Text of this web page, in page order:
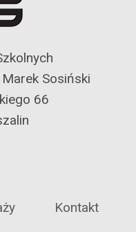
Sosiński
66
Kontakt